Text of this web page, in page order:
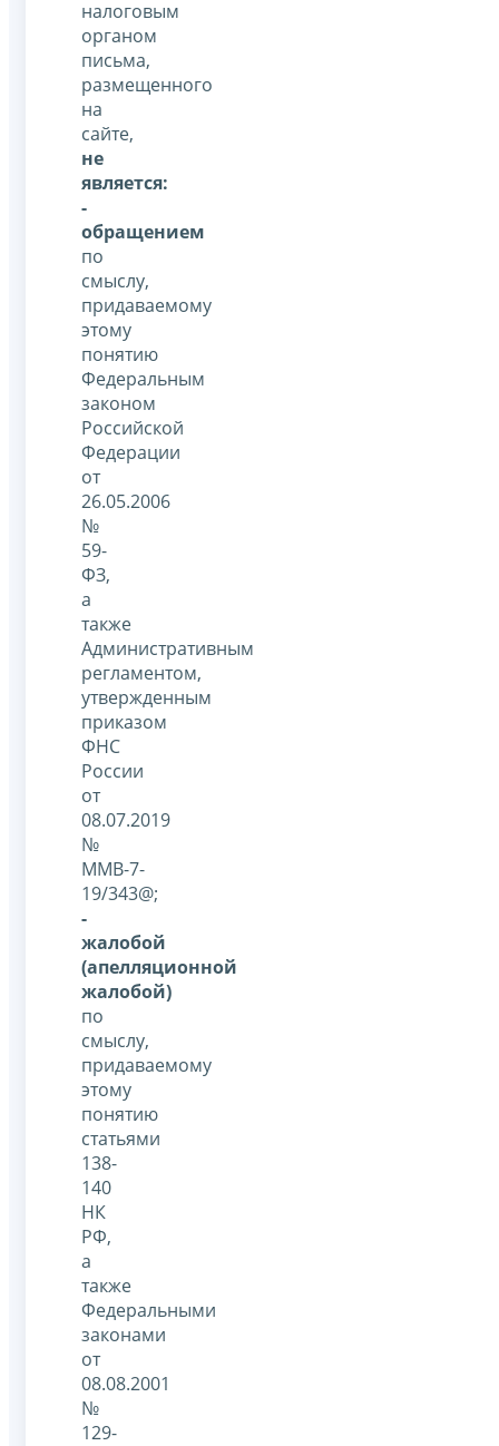
налоговым
органом
письма,
размещенного
на
сайте,
не
является:
-
обращением
по
смыслу,
придаваемому
этому
понятию
Федеральным
законом
Российской
Федерации
от
26.05.2006
№
59-
ФЗ,
а
также
Административным
регламентом,
утвержденным
приказом
ФНС
России
от
08.07.2019
№
ММВ-7-
19/343@;
-
жалобой
(апелляционной
жалобой)
по
смыслу,
придаваемому
этому
понятию
статьями
138-
140
НК
РФ,
а
также
Федеральными
законами
от
08.08.2001
№
129-